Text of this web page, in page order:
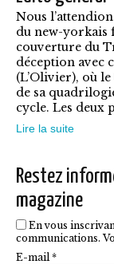
Les
options
peuvent
être
choisies
la
page
du
produit
Nous
du new-yorkais
couverture du
déception avec
(L’Olivier), où
de sa
cycle. Les deux
Lire la suite
Restez
magazine
En vous
communications.
E-mail *